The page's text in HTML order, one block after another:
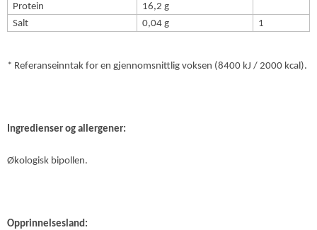
Protein
16,2 g
Salt
0,04 g 1
* Referanseinntak for en gjennomsnittlig voksen (8400 kJ / 2000 kcal).
Ingredienser og allergener:
Økologisk bipollen.
Opprinnelsesland: